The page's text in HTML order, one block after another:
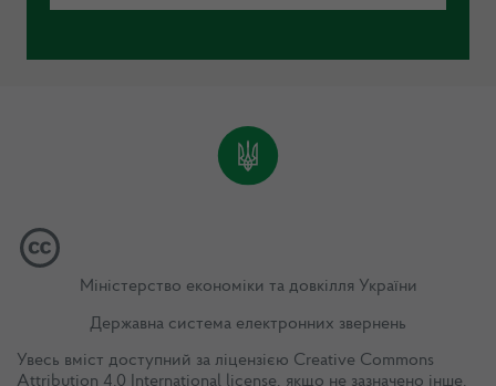
Міністерство економіки та довкілля України
Державна система електронних звернень
Увесь вміст доступний за ліцензією Creative Commons
Attribution 4.0 International license, якщо не зазначено інше.